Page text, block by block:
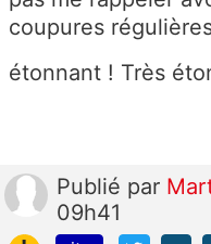
coupures
étonnant ! Très
Publié par
09h41